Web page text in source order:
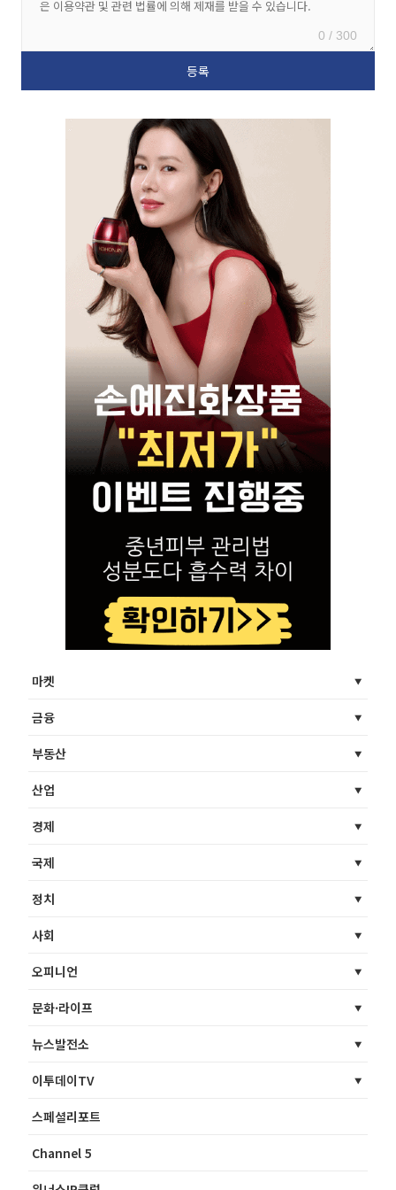
0 / 300
마켓
금융
부동산
산업
경제
국제
정치
사회
오피니언
문화·라이프
뉴스발전소
이투데이TV
스페셜리포트
Channel 5